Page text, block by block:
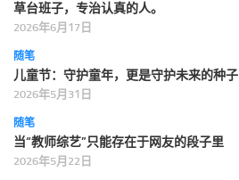
草台班子，专治认真的人。
2026年6月17日
随笔
儿童节：守护童年，更是守护未来的种子
2026年5月31日
随笔
当“教师综艺”只能存在于网友的段子里
2026年5月22日